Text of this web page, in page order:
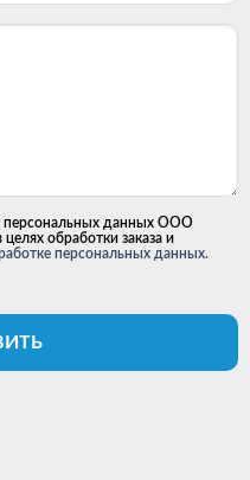
персональных данных ООО
обработки заказа и
персональных данных.